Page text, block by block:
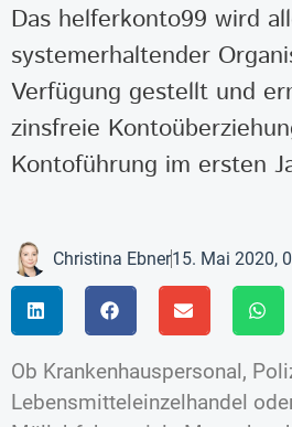
Das helferkonto99 wird
systemerhaltender
Verfügung gestellt und
zinsfreie
Kontoführung im ersten
Christina Ebner15. Mai 2020,
Ob Krankenhauspersonal,
Lebensmitteleinzelhandel